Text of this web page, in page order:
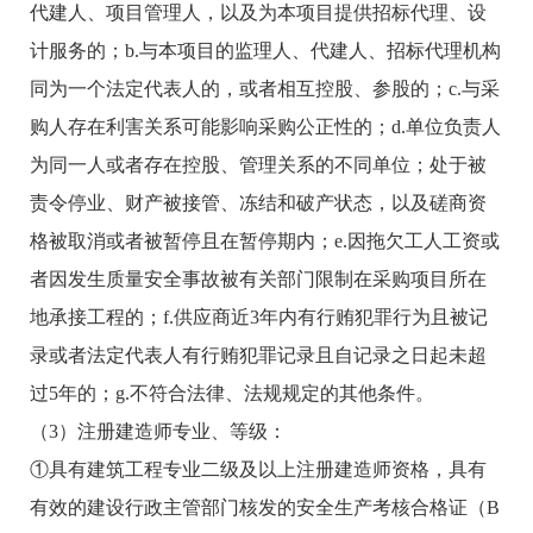
代建人、项目管理人，以及为本项目提供招标代理、设
计服务的；b.与本项目的监理人、代建人、招标代理机构
同为一个法定代表人的，或者相互控股、参股的；c.与采
购人存在利害关系可能影响采购公正性的；d.单位负责人
为同一人或者存在控股、管理关系的不同单位；处于被
责令停业、财产被接管、冻结和破产状态，以及磋商资
格被取消或者被暂停且在暂停期内；e.因拖欠工人工资或
者因发生质量安全事故被有关部门限制在采购项目所在
地承接工程的；f.供应商近3年内有行贿犯罪行为且被记
录或者法定代表人有行贿犯罪记录且自记录之日起未超
过5年的；g.不符合法律、法规规定的其他条件。
（3）注册建造师专业、等级：
①具有建筑工程专业二级及以上注册建造师资格，具有
有效的建设行政主管部门核发的安全生产考核合格证（B